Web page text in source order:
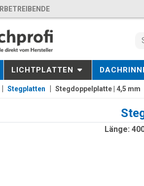
LICHTPLATTEN
Stegplatten Stegdoppelplatte | 4,5 mm
Länge: